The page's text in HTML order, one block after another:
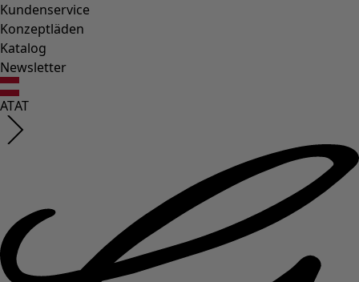
Kundenservice
Konzeptläden
Katalog
Newsletter
ATAT